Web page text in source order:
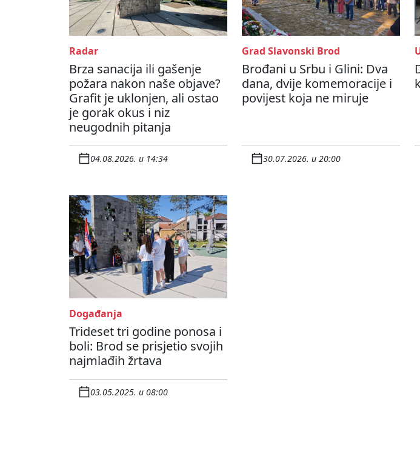
Radar
Brza sanacija ili gašenje
požara nakon naše objave?
Grafit je uklonjen, ali ostao
je gorak okus i niz
neugodnih pitanja
04.08.2026. u 14:34
Grad Slavonski Brod
Brođani u Srbu i Glini: Dva
dana, dvije komemoracije i
povijest koja ne miruje
30.07.2026. u 20:00
Događanja
Trideset tri godine ponosa i
boli: Brod se prisjetio svojih
najmlađih žrtava
03.05.2025. u 08:00